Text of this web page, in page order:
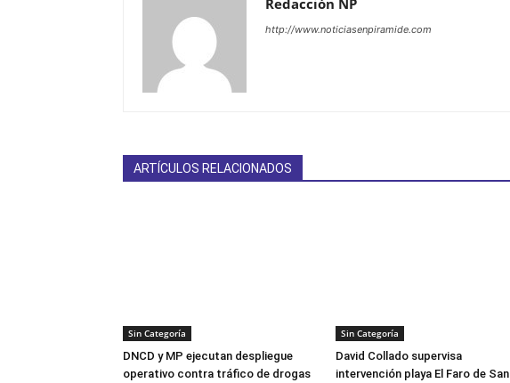
Redacción NP
http://www.noticiasenpiramide.com
ARTÍCULOS RELACIONADOS
Sin Categoría
DNCD y MP ejecutan despliegue
operativo contra tráfico de drogas
Sin Categoría
David Collado supervisa
intervención playa El Faro de San